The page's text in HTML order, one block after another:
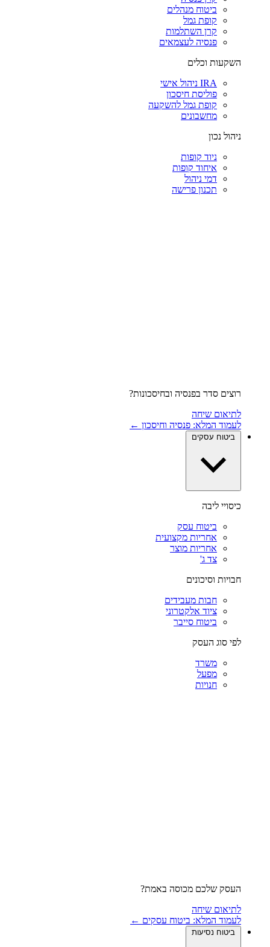
ביטוח מנהלים
קופת גמל
קרן השתלמות
פנסיה לעצמאים
השקעות וכלים
IRA ניהול אישי
פוליסת חיסכון
קופת גמל להשקעה
מחשבונים
ניהול נכון
ניוד קופות
איחוד קופות
דמי ניהול
תכנון פרישה
רוצים סדר בפנסיה ובחיסכונות?
לתיאום שיחה
לעמוד המלא: פנסיה וחיסכון ←
ביטוח עסקים
כיסויי ליבה
ביטוח עסק
אחריות מקצועית
אחריות מוצר
צד ג'
חבויות וסיכונים
חבות מעבידים
ציוד אלקטרוני
ביטוח סייבר
לפי סוג העסק
משרד
מפעל
חנויות
העסק שלכם מכוסה באמת?
לתיאום שיחה
לעמוד המלא: ביטוח עסקים ←
ביטוח נסיעות